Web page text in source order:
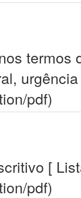
pdf)
[
pdf)